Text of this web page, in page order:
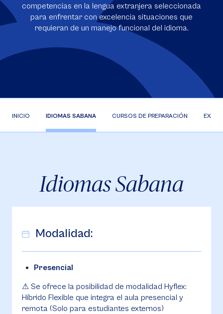
competencias en la lengua extranjera seleccionada
para enfrentar con excelencia situaciones que
requieran de un manejo funcional del idioma.
INICIO IDIOMAS SABANA CURSOS DE PREPARACIÓN
Idiomas Sabana
Modalidad:
Presencial
⚠ Se ofrece la posibilidad de modalidad Hyflex:
Híbrido Flexible que integra el aula presencial y
remota (Solo para estudiantes externos)